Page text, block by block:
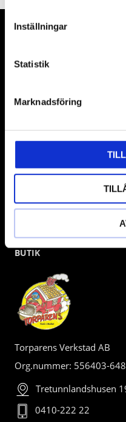
Inställningar
Statistik
Marknadsföring
Våra främsta leverantörer
gärna om vad som helst
BUTIK
Torparens Verkstad AB
Org.nummer: 556403-
Tretunnlandshusen
0410-222 22